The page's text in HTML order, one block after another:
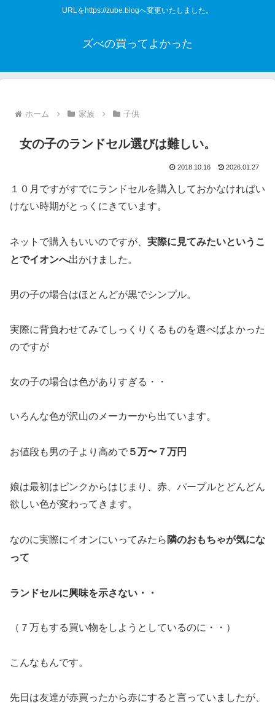
URLをhttps://zube.blogへ変更いたしました。
ズべの買ってよかった
ホーム 家族 子供
女の子のランドセル選びは難しい。
2018.10.16 2026.01.27
１０月ですがすでにランドセルを購入しておかなければい
けない時期がとっくにきています。
ネットで購入もいいのですが、 実際に見てみたいというこ
とでイオンへ出かけました。
男の子の場合はほとんどが黒でシンプル。
実際に背負わせてみてしっくりくるものを選べばよかった
のですが
女の子の場合は色がありすぎる・・
いろんな色が沢山のメーカーから出ています。
お値段も男の子より高めで ５万〜７万円
娘は最初はピンクからはじまり、赤、パープルとどんどん
欲しい色が変わってきます。
なのに実際にイオンにいってみたら隣のおもちゃが気にな
って
ランドセルに興味を示さない・・
（７万もする買い物をしようとしているのに・・）
こんなもんです。
先日は友達が赤買ったから赤にすると言っていましたが、